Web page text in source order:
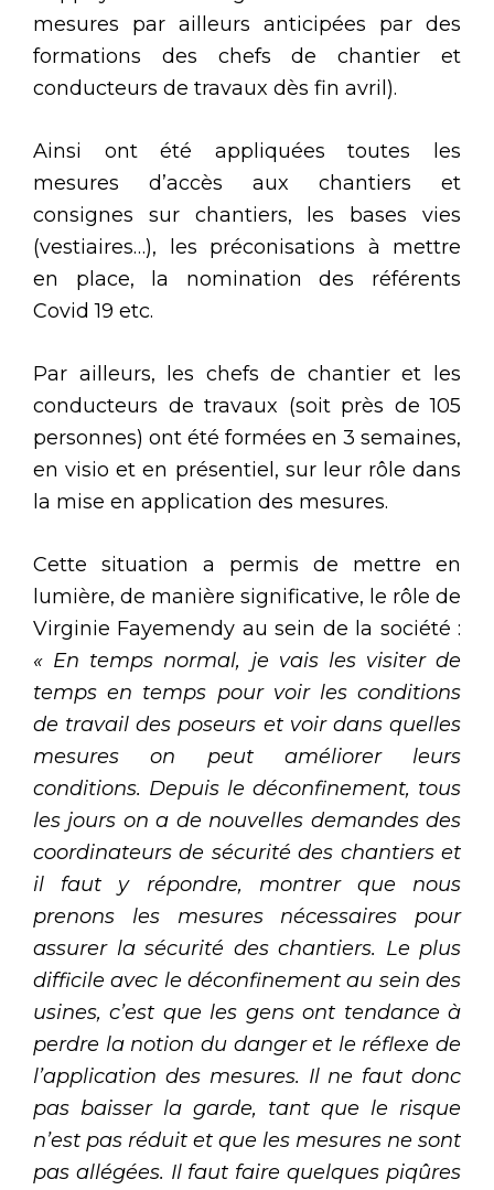
mesures par ailleurs anticipées par des
formations des chefs de chantier et
conducteurs de travaux dès fin avril).
Ainsi ont été appliquées toutes les
mesures d’accès aux chantiers et
consignes sur chantiers, les bases vies
(vestiaires…), les préconisations à mettre
en place, la nomination des référents
Covid 19 etc.
Par ailleurs, les chefs de chantier et les
conducteurs de travaux (soit près de 105
personnes) ont été formées en 3 semaines,
en visio et en présentiel, sur leur rôle dans
la mise en application des mesures.
Cette situation a permis de mettre en
lumière, de manière significative, le rôle de
Virginie Fayemendy au sein de la société :
« En temps normal, je vais les visiter de
temps en temps pour voir les conditions
de travail des poseurs et voir dans quelles
mesures on peut améliorer leurs
conditions. Depuis le déconfinement, tous
les jours on a de nouvelles demandes des
coordinateurs de sécurité des chantiers et
il faut y répondre, montrer que nous
prenons les mesures nécessaires pour
assurer la sécurité des chantiers. Le plus
difficile avec le déconfinement au sein des
usines, c’est que les gens ont tendance à
perdre la notion du danger et le réflexe de
l’application des mesures. Il ne faut donc
pas baisser la garde, tant que le risque
n’est pas réduit et que les mesures ne sont
pas allégées. Il faut faire quelques piqûres